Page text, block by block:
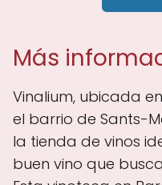
Más
Vinalium, ubicada
el barrio de Sants-
la tienda de vinos
buen vino que